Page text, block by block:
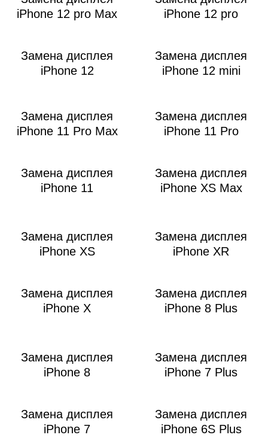
iPhone 12 pro Max
iPhone 12 pro
Замена дисплея
iPhone 12
Замена дисплея
iPhone 12 mini
Замена дисплея
iPhone 11 Pro Max
Замена дисплея
iPhone 11 Pro
Замена дисплея
iPhone 11
Замена дисплея
iPhone XS Max
Замена дисплея
iPhone XS
Замена дисплея
iPhone XR
Замена дисплея
iPhone X
Замена дисплея
iPhone 8 Plus
Замена дисплея
iPhone 8
Замена дисплея
iPhone 7 Plus
Замена дисплея
iPhone 7
Замена дисплея
iPhone 6S Plus